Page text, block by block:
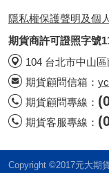
隱私權保護聲明及個
期貨商許可證照字號
104 台北市中山
期貨顧問信箱：
期貨顧問專線：
期貨客服專線：
Copyright ©2017元大期